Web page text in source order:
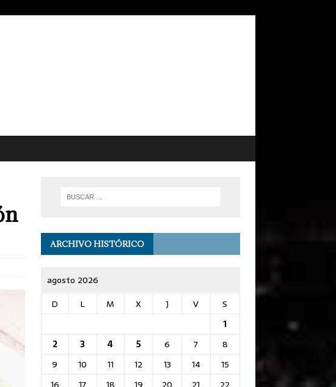
ARCHIVO HISTÓRICO
agosto 2026
D
L M X J V
S
1
2
3 4 5 6 7
8
9
10 11 12 13 14
15
16
17 18 19 20 21
22